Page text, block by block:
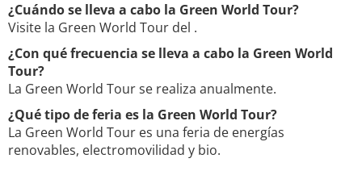
¿Cuándo se lleva a cabo la Green World Tour?
Visite la Green World Tour del .
¿Con qué frecuencia se lleva a cabo la Green World
Tour?
La Green World Tour se realiza anualmente.
¿Qué tipo de feria es la Green World Tour?
La Green World Tour es una feria de energías
renovables, electromovilidad y bio.